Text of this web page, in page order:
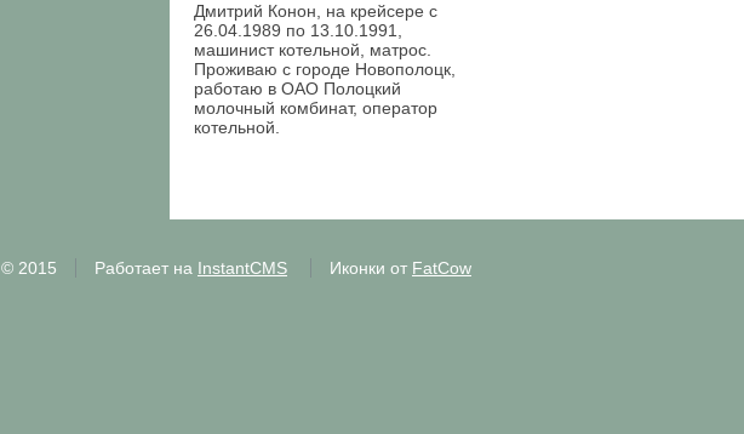
Дмитрий Конон, на крейсере с
26.04.1989 по 13.10.1991,
машинист котельной, матрос.
Проживаю с городе Новополоцк,
работаю в ОАО Полоцкий
молочный комбинат, оператор
котельной.
© 2015 Работает на InstantCMS Иконки от FatCow